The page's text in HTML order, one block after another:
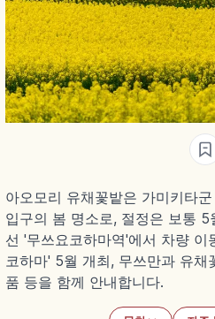
아오모리 유채꽃밭은 가미키타
입구의 봄 명소로, 절정은 보통
선 '무쓰요코하마역'에서 차량 이
코하마' 5월 개최, 무쓰만과 유채
품 등을 함께 안내합니다.